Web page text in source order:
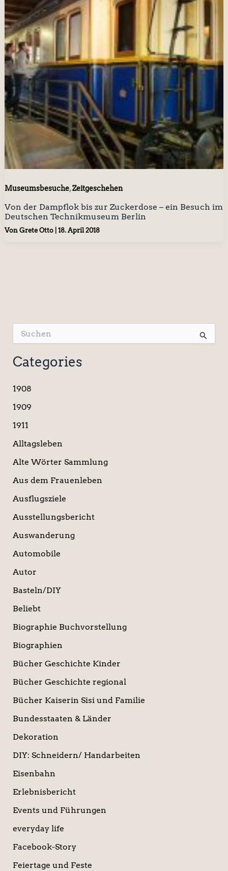
Museumsbesuche,Zeitgeschehen
Von der Dampflok bis zur Zuckerdose – ein Besuch im
Deutschen Technikmuseum Berlin
Von Grete Otto 18. April 2018
u
c
h
n
a
h
Categories
1908
1909
1911
Alltagsleben
Alte Wörter Sammlung
Aus dem Frauenleben
Ausflugsziele
Ausstellungsbericht
Auswanderung
Automobile
Autor
Basteln/DIY
Beliebt
Biographie Buchvorstellung
Biographien
Bücher Geschichte Kinder
Bücher Geschichte regional
Bücher Kaiserin Sisi und Familie
Bundesstaaten & Länder
Dekoration
DIY: Schneidern/ Handarbeiten
Eisenbahn
Erlebnisbericht
Events und Führungen
everyday life
Facebook-Story
Feiertage und Feste